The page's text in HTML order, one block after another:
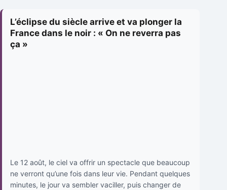
L’éclipse du siècle arrive et va plonger la
France dans le noir : « On ne reverra pas
ça »
Le 12 août, le ciel va offrir un spectacle que beaucoup
ne verront qu’une fois dans leur vie. Pendant quelques
minutes, le jour va sembler vaciller, puis changer de